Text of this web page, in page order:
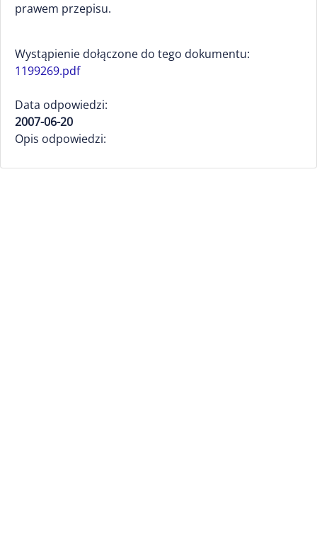
prawem przepisu.
Wystąpienie dołączone do tego dokumentu:
1199269.pdf
Data odpowiedzi:
2007-06-20
Opis odpowiedzi: